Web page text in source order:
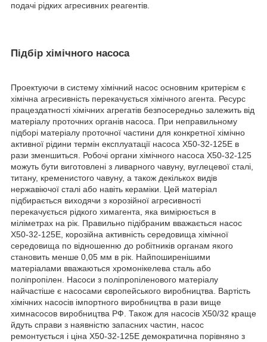
подачі рідких агресивних реагентів.
Підбір хімічного насоса
Проектуючи в систему хімічний насос основним критерієм є
хімічна агресивність перекачується хімічного агента. Ресурс
працездатності хімічних агрегатів безпосередньо залежить від
матеріалу проточних органів насоса. При неправильному
підборі матеріалу проточної частини для конкретної хімічно
активної рідини термін експлуатації насоса Х50-32-125Е в
рази зменшиться. Робочі органи хімічного насоса Х50-32-125
можуть бути виготовлені з ливарного чавуну, вуглецевої сталі,
титану, кременистого чавуну, а також декількох видів
нержавіючої сталі або навіть кераміки. Цей матеріал
підбирається виходячи з корозійної агресивності
перекачується рідкого химагента, яка вимірюється в
міліметрах на рік. Правильно підібраним вважається насос
Х50-32-125Е, корозійна активність середовища хімічної
середовища по відношенню до робітників органам якого
становить менше 0,05 мм в рік. Найпоширенішими
матеріалами вважаються хромонікелева сталь або
поліпропілен. Насоси з поліпропіленового матеріалу
найчастіше є насосами європейського виробництва. Вартість
хімічних насосів імпортного виробництва в рази вище
химнасосов виробництва РФ. Також для насосів Х50/32 краще
йдуть справи з наявністю запасних частин, насос
ремонтується і ціна Х50-32-125Е демократична порівняно з